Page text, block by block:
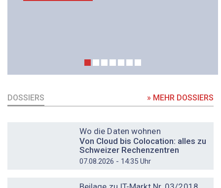
DOSSIERS » MEHR DOSSIERS
Wo die Daten wohnen
Von Cloud bis Colocation: alles zu
Schweizer Rechenzentren
07.08.2026 - 14:35 Uhr